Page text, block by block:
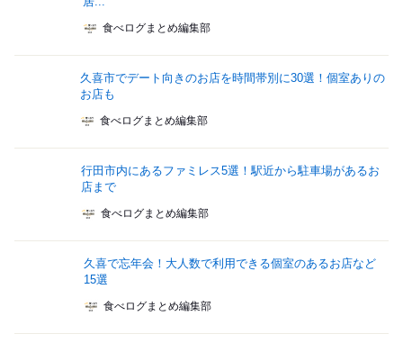
食べログまとめ編集部
久喜市でデート向きのお店を時間帯別に30選！個室ありの
お店も
食べログまとめ編集部
行田市内にあるファミレス5選！駅近から駐車場があるお
店まで
食べログまとめ編集部
久喜で忘年会！大人数で利用できる個室のあるお店など
15選
食べログまとめ編集部